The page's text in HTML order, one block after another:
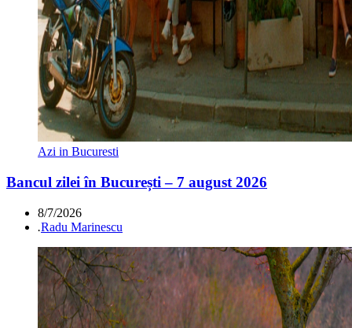
Azi in Bucuresti
Bancul zilei în București – 7 august 2026
8/7/2026
.Radu Marinescu